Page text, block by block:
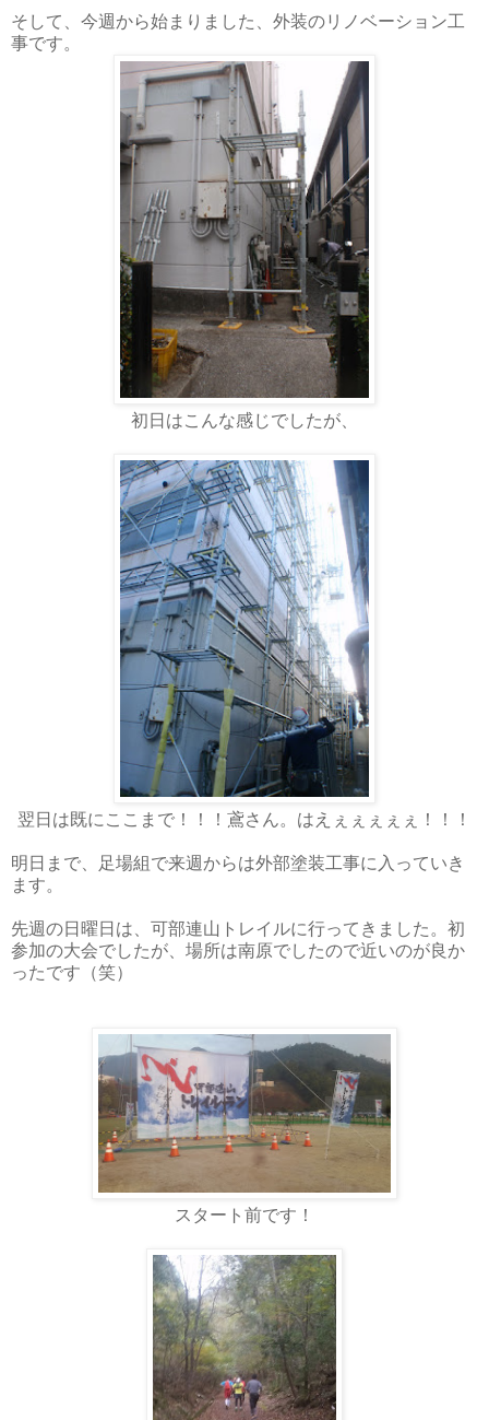
そして、今週から始まりました、外装のリノベーション工
事です。
初日はこんな感じでしたが、
翌日は既にここまで！！！鳶さん。はえぇぇぇぇぇ！！！
明日まで、足場組で来週からは外部塗装工事に入っていき
ます。
先週の日曜日は、可部連山トレイルに行ってきました。初
参加の大会でしたが、場所は南原でしたので近いのが良か
ったです（笑）
スタート前です！